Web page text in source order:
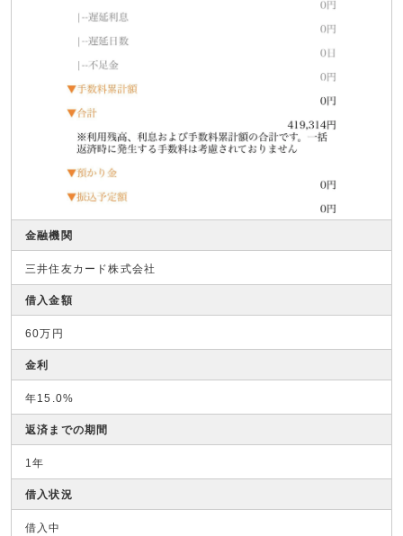
金融機関
三井住友カード株式会社
借入金額
60万円
金利
年15.0%
返済までの期間
1年
借入状況
借入中